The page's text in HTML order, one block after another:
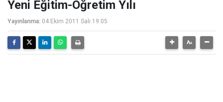
Yeni Eğitim-Öğretim Yılı
Yayınlanma: 04 Ekim 2011 Salı 19:05